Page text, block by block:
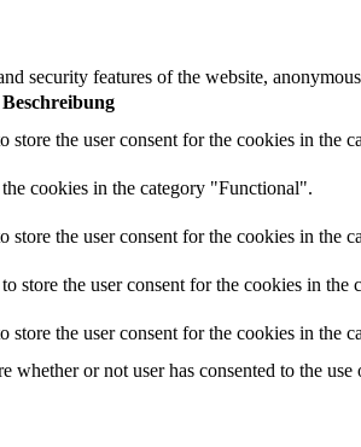
security features of the website,
Beschreibung
the user consent for the cookies in the
cookies in the category "Functional".
the user consent for the cookies in the
store the user consent for the cookies in the
the user consent for the cookies in the
or not user has consented to the